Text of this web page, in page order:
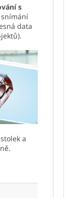
s
snímání
data
a